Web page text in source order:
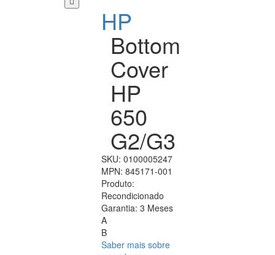
HP
Bottom
Cover
HP
650
G2/G3
SKU: 0100005247
MPN: 845171-001
Produto:
Recondicionado
Garantia: 3 Meses
A
B
Saber mais sobre